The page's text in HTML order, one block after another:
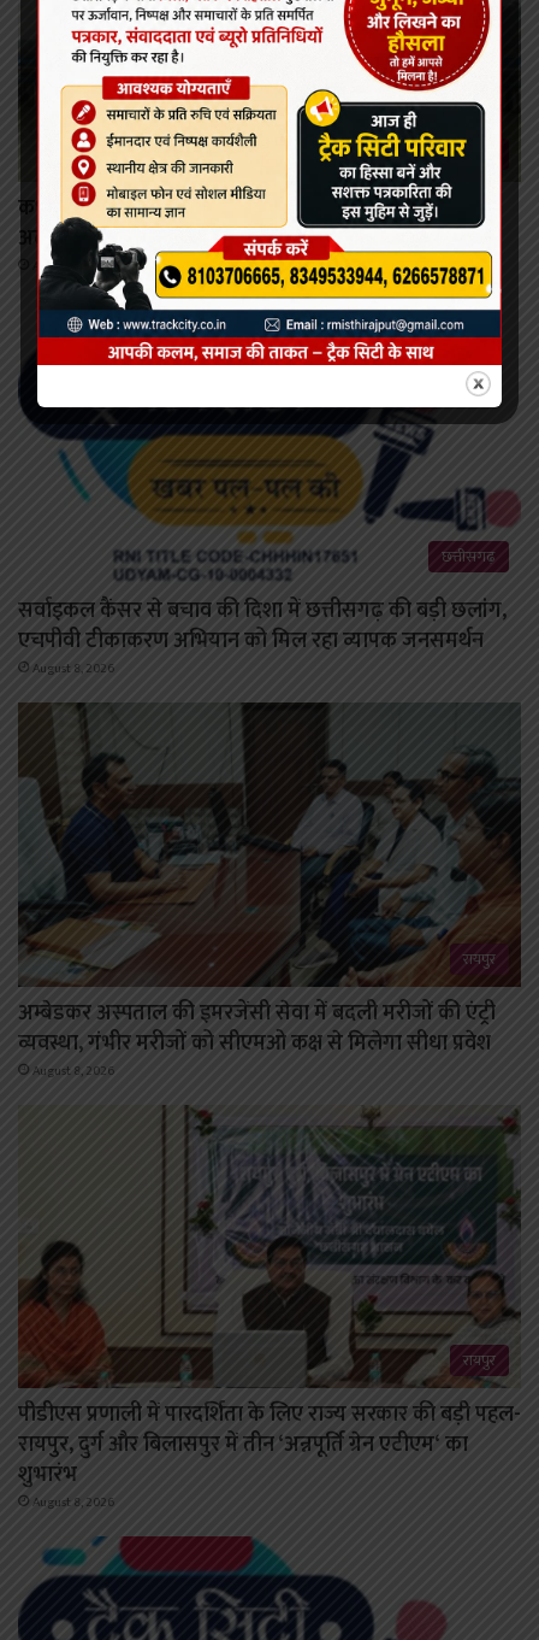
कोरबा
कभी भी खोला जा सकता है मिनीमाता बांगो जलाशय का गेट,
अलर्ट जारी।
August 8, 2026
छत्तीसगढ़
सर्वाइकल कैंसर से बचाव की दिशा में छत्तीसगढ़ की बड़ी छलांग,
एचपीवी टीकाकरण अभियान को मिल रहा व्यापक जनसमर्थन
August 8, 2026
रायपुर
अम्बेडकर अस्पताल की इमरजेंसी सेवा में बदली मरीजों की एंट्री
व्यवस्था, गंभीर मरीजों को सीएमओ कक्ष से मिलेगा सीधा प्रवेश
August 8, 2026
रायपुर
पीडीएस प्रणाली में पारदर्शिता के लिए राज्य सरकार की बड़ी पहल-
रायपुर, दुर्ग और बिलासपुर में तीन ‘अन्नपूर्ति ग्रेन एटीएम‘ का
शुभारंभ
August 8, 2026